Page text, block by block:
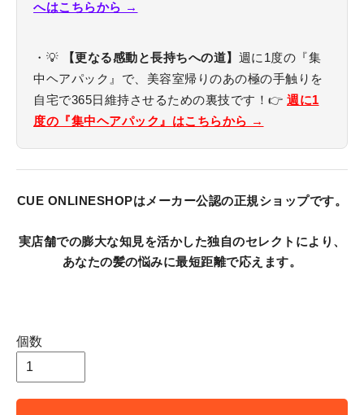
へはこちらから →
・💡 【更なる感動と長持ちへの道】 週に1度の『集
中ヘアパック』で、美容室帰りのあの極の手触りを
自宅で365日維持させるための裏技です！👉 週に1
度の『集中ヘアパック』はこちらから →
CUE ONLINESHOPはメーカー公認の正規ショップです。
実店舗での膨大な知見を活かした独自のセレクトにより、
あなたの髪の悩みに最短距離で応えます。
個数